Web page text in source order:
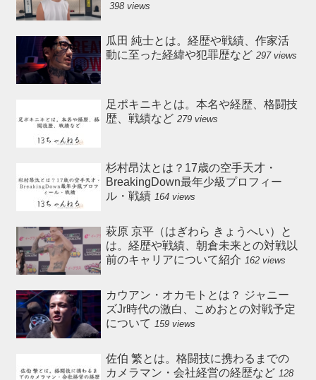
398 views
瓜田 純士とは。経歴や戦績、作家活
動に至った経緯や犯罪歴など 297 views
足ポキニキとは。本名や経歴、格闘技
歴、戦績など 279 views
杉村昂汰とは？17歳の空手天才・
BreakingDown最年少級プロフィー
ル・戦績 164 views
萩原 京平（はぎわら きょうへい）と
は。経歴や戦績、朝倉未来との対戦以
前のキャリアについて紹介 162 views
カウアン・オカモトとは？ ジャニー
ズJr時代の激白、こめおとの対戦予定
について 159 views
佐伯 繁とは。格闘技に携わるまでの
カメラマン・会社経営の経歴など 128